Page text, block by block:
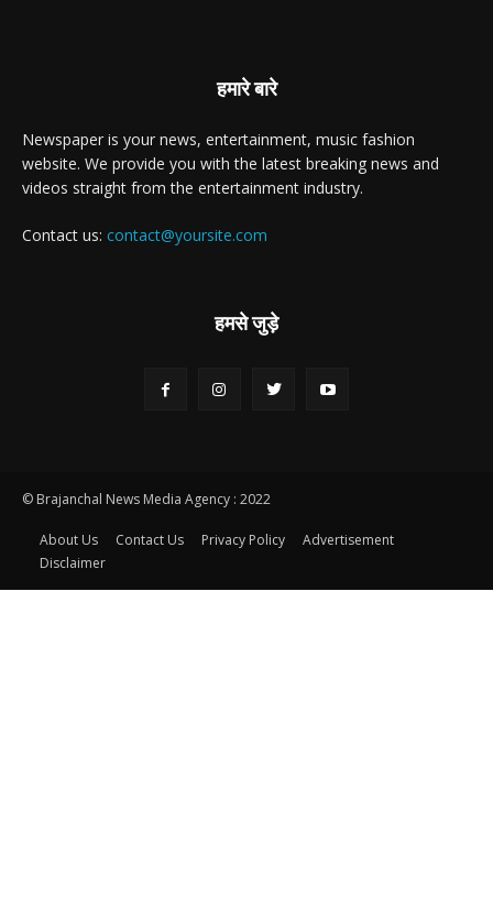
हमारे बारे
Newspaper is your news, entertainment, music fashion
website. We provide you with the latest breaking news and
videos straight from the entertainment industry.
Contact us: contact@yoursite.com
हमसे जुड़े
© Brajanchal News Media Agency : 2022
About Us Contact Us Privacy Policy
Advertisement
Disclaimer